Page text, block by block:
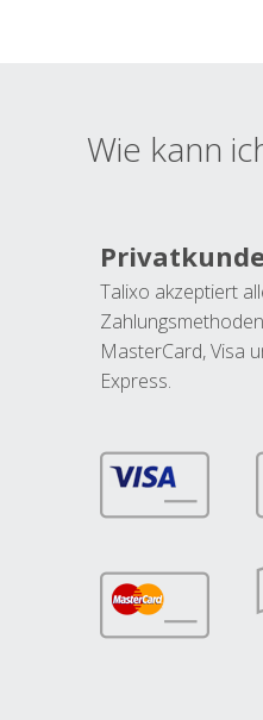
Wie kann
Talixo akzeptiert
MasterCard, Visa
Express.